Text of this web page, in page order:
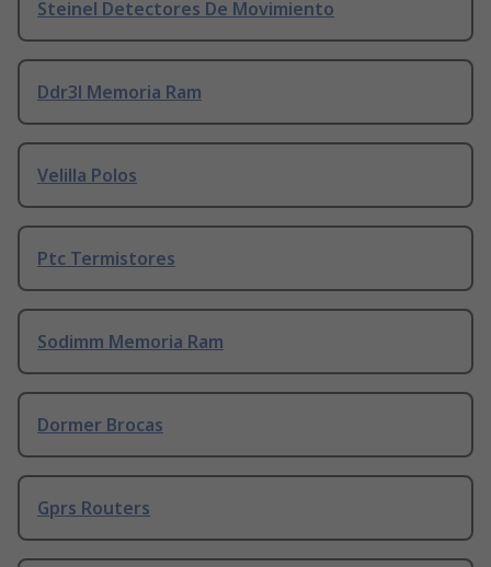
Steinel Detectores De Movimiento
Ddr3l Memoria Ram
Velilla Polos
Ptc Termistores
Sodimm Memoria Ram
Dormer Brocas
Gprs Routers